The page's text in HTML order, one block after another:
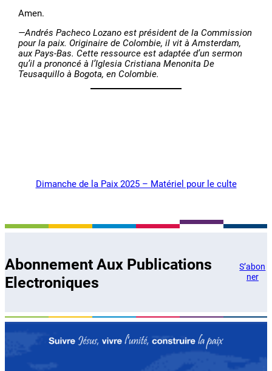
Amen.
—Andrés Pacheco Lozano est président de la Commission
pour la paix. Originaire de Colombie, il vit à Amsterdam,
aux Pays-Bas. Cette ressource est adaptée d’un sermon
qu’il a prononcé à l’Iglesia Cristiana Menonita De
Teusaquillo à Bogota, en Colombie.
Dimanche de la Paix 2025 – Matériel pour le culte
Abonnement Aux Publications
Electroniques
S’abon
ner